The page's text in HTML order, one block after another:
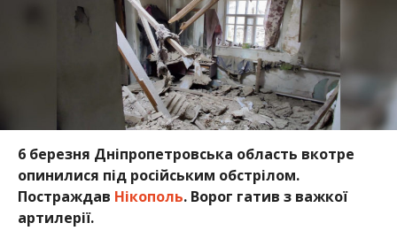
6 березня Дніпропетровська область вкотре
опинилися під російським обстрілом.
Постраждав Нікополь. Ворог гатив з важкої
артилерії.